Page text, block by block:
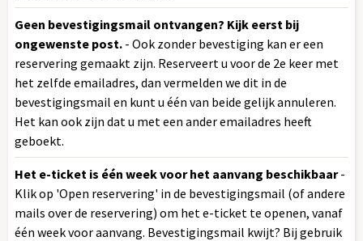
Geen bevestigingsmail ontvangen? Kijk eerst bij
ongewenste post. - Ook zonder bevestiging kan er een
reservering gemaakt zijn. Reserveert u voor de 2e keer met
het zelfde emailadres, dan vermelden we dit in de
bevestigingsmail en kunt u één van beide gelijk annuleren.
Het kan ook zijn dat u met een ander emailadres heeft
geboekt.
Het e-ticket is één week voor het aanvang beschikbaar-
Klik op 'Open reservering' in de bevestigingsmail (of andere
mails over de reservering) om het e-ticket te openen, vanaf
één week voor aanvang. Bevestigingsmail kwijt? Bij gebruik